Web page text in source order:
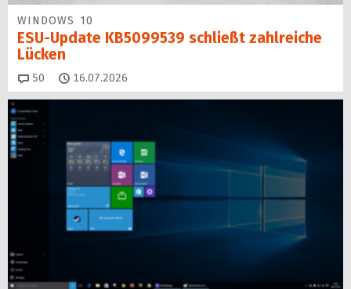
WINDOWS 10
ESU-Update KB5099539 schließt zahlreiche
Lücken
50 Kommentare
16.07.2026